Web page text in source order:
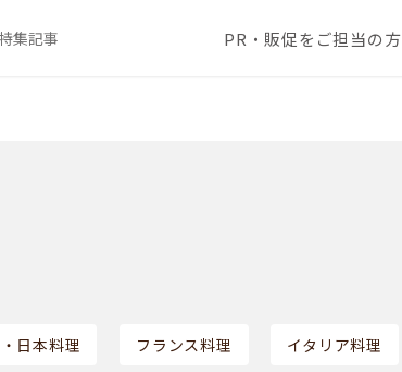
集記事 PR・販促をご担当の方
日本料理 フランス料理 イタリア料理